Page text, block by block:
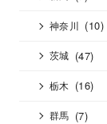
神奈川 (10)
茨城 (47)
栃木 (16)
群馬 (7)